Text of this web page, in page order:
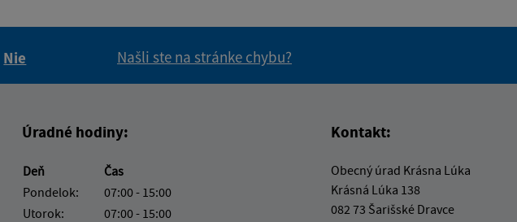
Nie
Našli ste na stránke chybu?
Úradné hodiny:
Deň
Čas
Pondelok:
07:00 - 15:00
Utorok:
07:00 - 15:00
Kontakt:
Obecný úrad Krásna Lúka
Krásná Lúka 138
082 73 Šarišské Dravce